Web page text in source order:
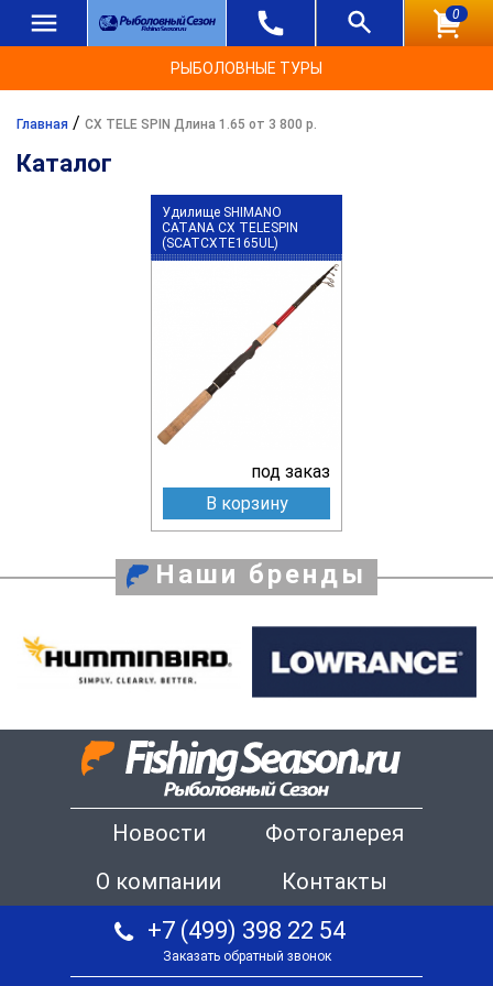
0
РЫБОЛОВНЫЕ ТУРЫ
Главная / CX TELE SPIN Длина 1.65 от 3 800 р.
Каталог
Удилище SHIMANO
CATANA CX TELESPIN
(SCATCXTE165UL)
под заказ
В корзину
Наши бренды
Новости
Фотогалерея
О компании
Контакты
+7 (499) 398 22 54
Заказать обратный звонок